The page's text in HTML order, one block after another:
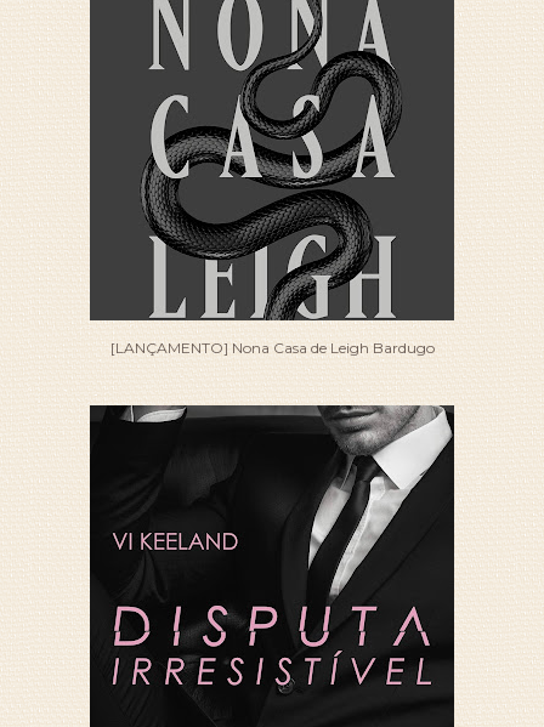
[LANÇAMENTO] Nona Casa de Leigh Bardugo